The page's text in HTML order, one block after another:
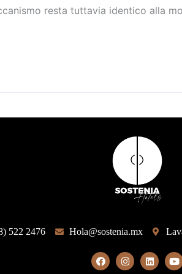
resta tuttavia identico alla
522 2476 Hola@sostenia.mx
F
a
I
n
L
i
Y
o